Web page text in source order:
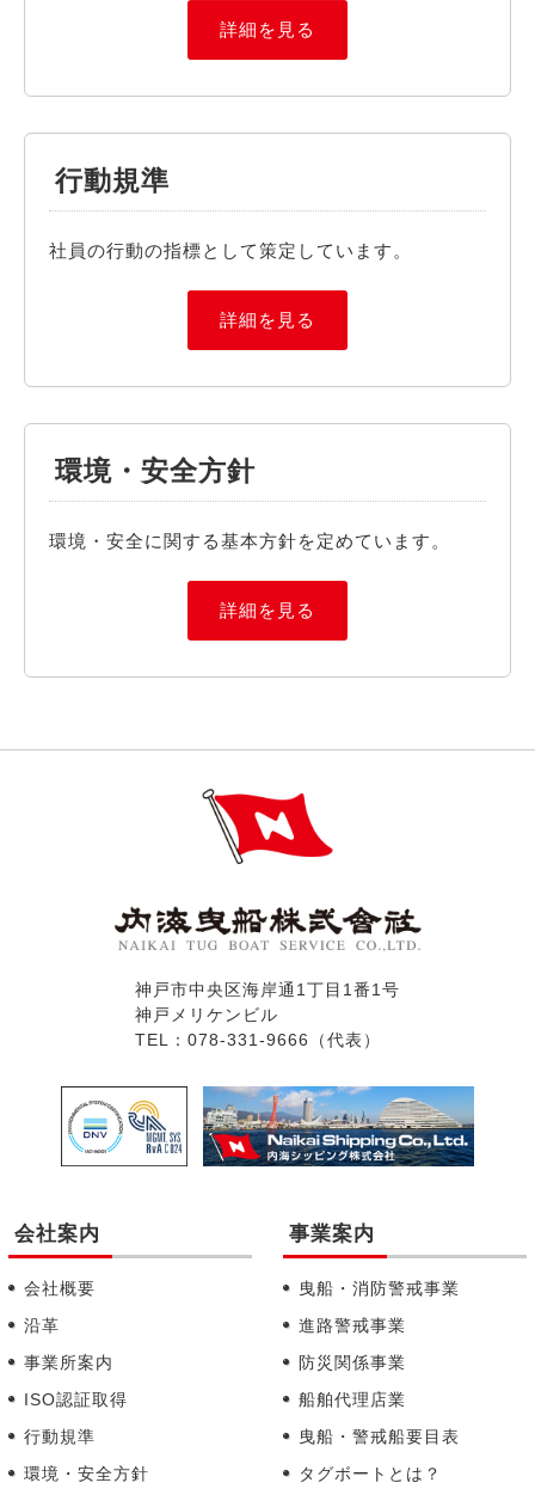
詳細を見る
行動規準
社員の行動の指標として策定しています。
詳細を見る
環境・安全方針
環境・安全に関する基本方針を定めています。
詳細を見る
神戸市中央区海岸通1丁目1番1号
神戸メリケンビル
TEL：078-331-9666（代表）
会社案内
会社概要
沿革
事業所案内
ISO認証取得
行動規準
環境・安全方針
事業案内
曳船・消防警戒事業
進路警戒事業
防災関係事業
船舶代理店業
曳船・警戒船要目表
タグボートとは？